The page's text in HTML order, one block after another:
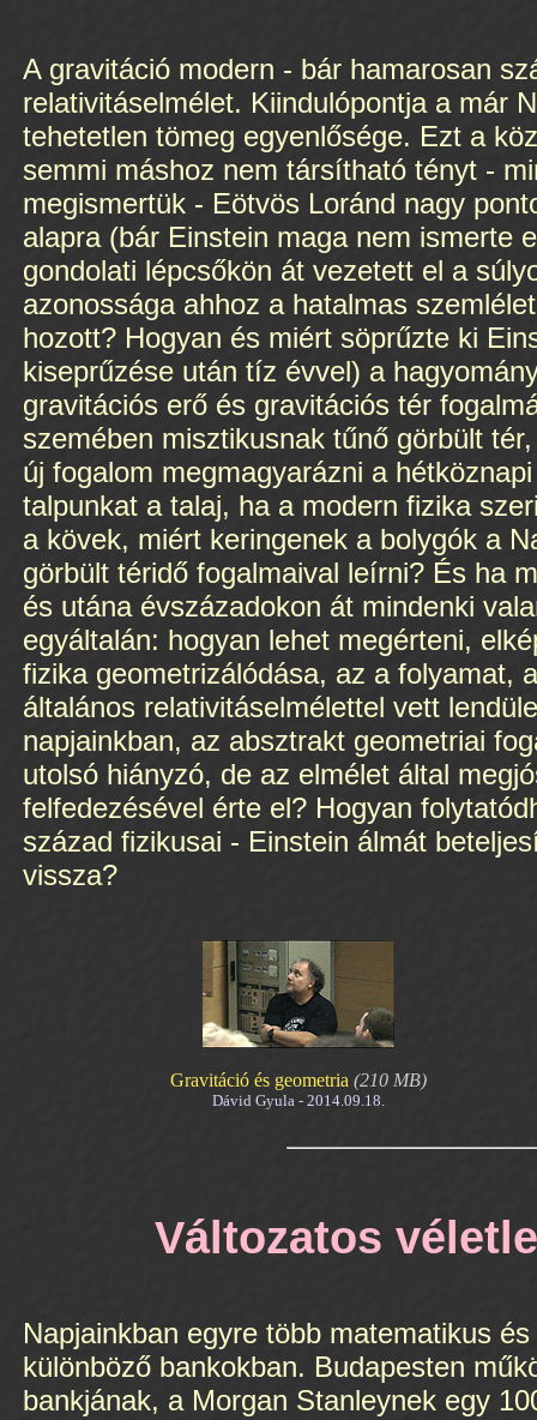
A gravitáció modern - bár hamarosan
relativitáselmélet. Kiindulópontja a már
tehetetlen tömeg egyenlősége. Ezt a
semmi máshoz nem társítható tényt -
megismertük - Eötvös Loránd nagy
alapra (bár Einstein maga nem ismerte
gondolati lépcsőkön át vezetett el a
azonossága ahhoz a hatalmas
hozott? Hogyan és miért söprűzte ki
kiseprűzése után tíz évvel) a
gravitációs erő és gravitációs tér
szemében misztikusnak tűnő görbült
új fogalom megmagyarázni a
talpunkat a talaj, ha a modern fizika
a kövek, miért keringenek a bolygók a
görbült téridő fogalmaival leírni? És ha
és utána évszázadokon át mindenki
egyáltalán: hogyan lehet megérteni,
fizika geometrizálódása, az a folyamat,
általános relativitáselmélettel vett
napjainkban, az absztrakt geometriai
utolsó hiányzó, de az elmélet által
felfedezésével érte el? Hogyan
század fizikusai - Einstein álmát
vissza?
Gravitáció és geometria (210 MB)
Dávid Gyula - 2014.09.18.
Változatos
Napjainkban egyre több matematikus
különböző bankokban. Budapesten
bankjának, a Morgan Stanleynek egy